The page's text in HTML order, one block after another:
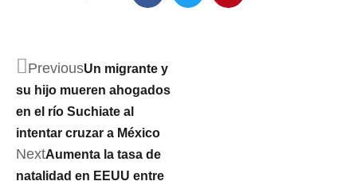
PreviousUn migrante y
su hijo mueren ahogados
en el río Suchiate al
intentar cruzar a México
NextAumenta la tasa de
natalidad en EEUU entre